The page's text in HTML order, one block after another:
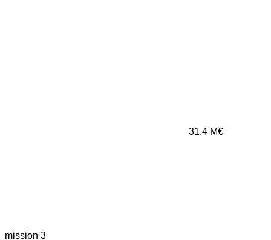
31.4 M€
mission 3